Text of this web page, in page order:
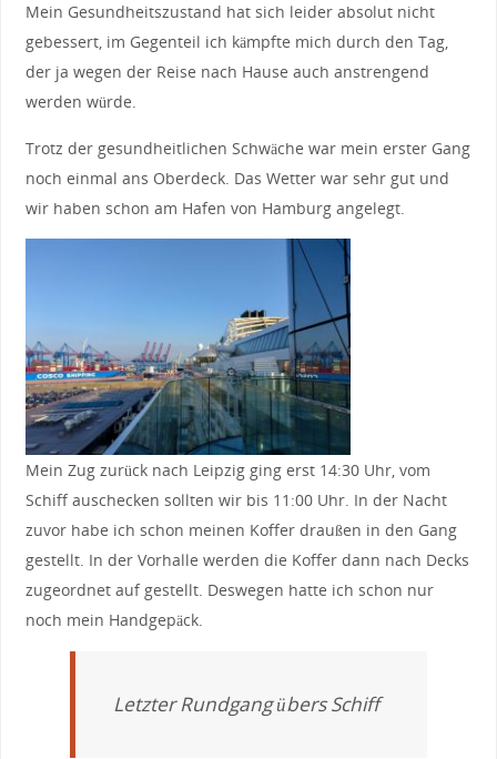
Mein Gesundheitszustand hat sich leider absolut nicht
gebessert, im Gegenteil ich kämpfte mich durch den Tag,
der ja wegen der Reise nach Hause auch anstrengend
werden würde.
Trotz der gesundheitlichen Schwäche war mein erster Gang
noch einmal ans Oberdeck. Das Wetter war sehr gut und
wir haben schon am Hafen von Hamburg angelegt.
Mein Zug zurück nach Leipzig ging erst 14:30 Uhr, vom
Schiff auschecken sollten wir bis 11:00 Uhr. In der Nacht
zuvor habe ich schon meinen Koffer draußen in den Gang
gestellt. In der Vorhalle werden die Koffer dann nach Decks
zugeordnet auf gestellt. Deswegen hatte ich schon nur
noch mein Handgepäck.
Letzter Rundgang übers Schiff